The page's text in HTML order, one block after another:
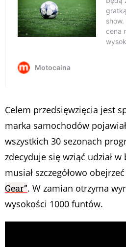
Celem przedsięwzięcia jest
marka samochodów
wszystkich 30 sezonach
zdecyduje się wziąć udział
musiał szczegółowo
Gear”. W zamian otrzyma
wysokości 1000 funtów.